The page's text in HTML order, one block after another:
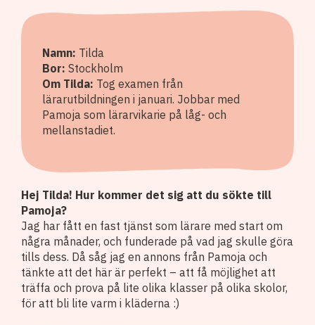
Namn: Tilda
Bor: Stockholm
Om Tilda: Tog examen från
lärarutbildningen i januari. Jobbar med
Pamoja som lärarvikarie på låg- och
mellanstadiet.
Hej Tilda! Hur kommer det sig att du sökte till
Pamoja?
Jag har fått en fast tjänst som lärare med start om
några månader, och funderade på vad jag skulle göra
tills dess. Då såg jag en annons från Pamoja och
tänkte att det här är perfekt – att få möjlighet att
träffa och prova på lite olika klasser på olika skolor,
för att bli lite varm i kläderna :)